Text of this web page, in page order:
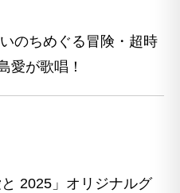
のちめぐる冒険・超時
愛が歌唱！
2025」オリジナルグ